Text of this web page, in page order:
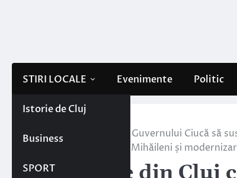
STIRI LOCALE
Istorie de Cluj
Business
SPORT
Evenimente Politic
Stiri locale
O asociație din Cluj cere Guvernului Ciucă să
Lăpuștești, barajul de la Mihăileni și